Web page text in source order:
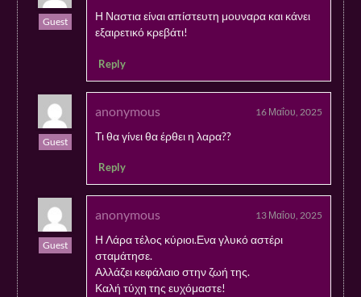
Guest
Η Ναστια είναι απίστευτη μουναρα και κάνει
εξαιρετικό κρεβάτι!
Reply
Guest
anonymous 16 Μαΐου, 2025
Τι θα γίνει θα έρθει η λαρα??
Reply
Guest
anonymous 13 Μαΐου, 2025
Η Λάρα τέλος κύριοι.Ενα γλυκό αστέρι
σταμάτησε.
Αλλάζει κεφάλαιο στην ζωή της.
Καλή τύχη της ευχόμαστε!